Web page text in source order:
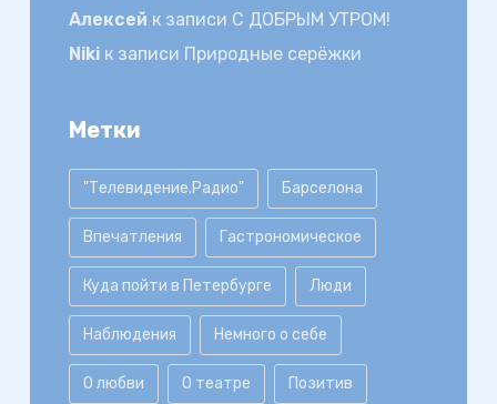
Алексей к записи С ДОБРЫМ УТРОМ!
Nikiк записи Природные серёжки
Метки
"Телевидение.Радио" Барселона
Впечатления Гастрономическое
Куда пойти в Петербурге Люди
Наблюдения Немного о себе
О любви О театре Позитив